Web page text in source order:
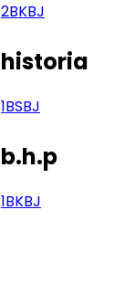
2BKBJ
historia
1BSBJ
b.h.p
1BKBJ